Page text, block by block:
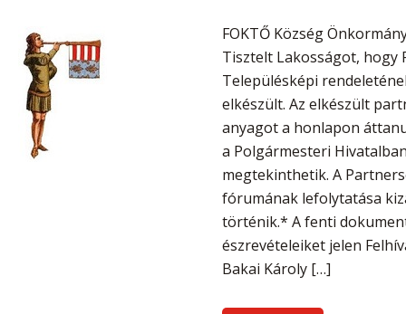
FOKTŐ Község
Tisztelt Lakosságot, hogy
Településképi
elkészült. Az elkészült
anyagot a honlapon
a Polgármesteri
megtekinthetik. A
fórumának lefolytatása
történik.* A fenti
észrevételeiket jelen
Bakai Károly […]